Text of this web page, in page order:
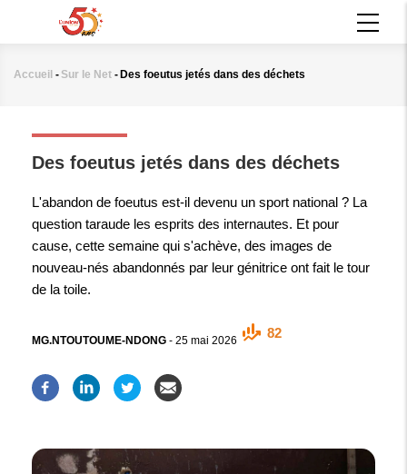
principal
Fil
Accueil - Sur le Net - Des foeutus jetés dans des déchets
Des foeutus jetés dans des déchets
L'abandon de foeutus est-il devenu un sport national ? La
question taraude les esprits des internautes. Et pour
cause, cette semaine qui s'achève, des images de
nouveau-nés abandonnés par leur génitrice ont fait le tour
de la toile.
MG.NTOUTOUME-NDONG - 25 mai 2026
82